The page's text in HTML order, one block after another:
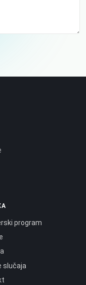
program
slučaja